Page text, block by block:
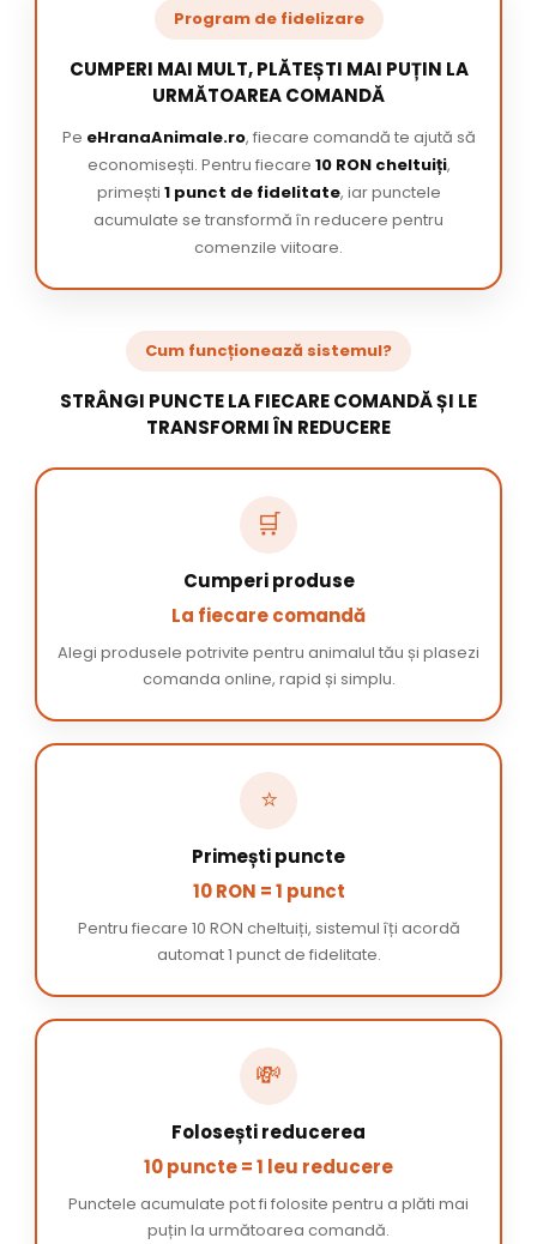
Program de fidelizare
CUMPERI MAI MULT, PLĂTEȘTI MAI PUȚIN LA
URMĂTOAREA COMANDĂ
Pe eHranaAnimale.ro, fiecare comandă te ajută să
economisești. Pentru fiecare 10 RON cheltuiți,
primești 1 punct de fidelitate, iar punctele
acumulate se transformă în reducere pentru
comenzile viitoare.
Cum funcționează sistemul?
STRÂNGI PUNCTE LA FIECARE COMANDĂ ȘI LE
TRANSFORMI ÎN REDUCERE
🛒
Cumperi produse
La fiecare comandă
Alegi produsele potrivite pentru animalul tău și plasezi
comanda online, rapid și simplu.
⭐
Primești puncte
10 RON = 1 punct
Pentru fiecare 10 RON cheltuiți, sistemul îți acordă
automat 1 punct de fidelitate.
💸
Folosești reducerea
10 puncte = 1 leu reducere
Punctele acumulate pot fi folosite pentru a plăti mai
puțin la următoarea comandă.